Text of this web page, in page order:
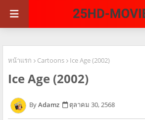
หน้าแรก Cartoons Ice Age (2002)
Ice Age (2002)
Adamz ตุลาคม 30, 2568